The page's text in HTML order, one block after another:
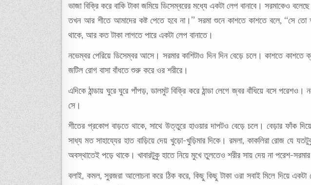
ভাজা বিক্রি করে বাকি টাকা জমিয়ে ডিসেম্বরের মধ্যে একটা লেপ বানাবে। সরমাকেও
তখন আর শীতে আমাদের কষ্ট পেতে হবে না।” সরমা শুনে কাশতে কাশতে বলে, “সে
থাকে, আর কত টাকা লাগতে পারে একটা লেপ বানাতে।
নভেম্বর পেরিয়ে ডিসেম্বর আসে। সরমার কাশিটাও দিন দিন বেড়ে চলে। কাশতে
জটিল রোগ বাসা বাঁধতে শুরু করে ওর শরীরে।
এদিকে ঠান্ডায় ঘুরে ঘুরে পাঁপড়, ডালমুট বিক্রি করে ঠান্ডা লেগে জ্বর বাঁধিয়ে বসে
সে।
শীতের প্রকোপ বাড়তে থাকে, সাথে উত্তুরে হাওয়ার দাপটও বেড়ে চলে। বেড়ার ফাঁক
সাধ্য মত সাহায্যের হাত বাড়িয়ে দেয় খুড়ো-খুড়িমার দিকে। রমলা, কাকলিরা রোজ যে
অবস্থাতেই পড়ে থাকে। খাবারটুকু হাতে নিয়ে মুখে তুলতেও শরীর সায় দেয় না পরেশ-
বলাই, কমল, সুরজরা আলোচনা করে ঠিক করে, কিছু কিছু টাকা ওরা সবাই মিলে দিয়ে